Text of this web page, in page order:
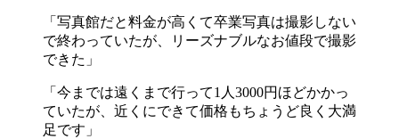
「写真館だと料金が高くて卒業写真は撮影しない
で終わっていたが、リーズナブルなお値段で撮影
できた」
「今までは遠くまで行って1人3000円ほどかかっ
ていたが、近くにできて価格もちょうど良く大満
足です」